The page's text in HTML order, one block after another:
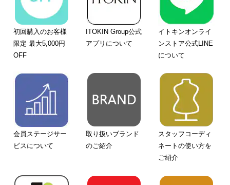
初回購入のお客様
限定 最大5,000円
OFF
ITOKIN Group公式
アプリについて
イトキンオンライ
ンストア公式LINE
について
会員ステージサー
ビスについて
取り扱いブランド
のご紹介
スタッフコーディ
ネートの使い方を
ご紹介